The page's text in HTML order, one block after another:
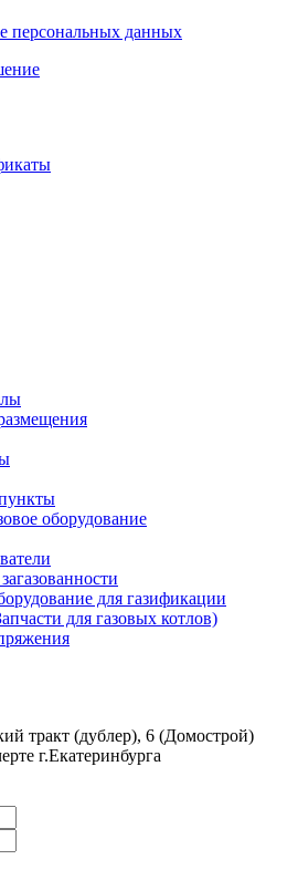
персональных данных
оборудование
для газификации
для газовых котлов)
тракт (дублер), 6 (Домострой)
г.Екатеринбурга